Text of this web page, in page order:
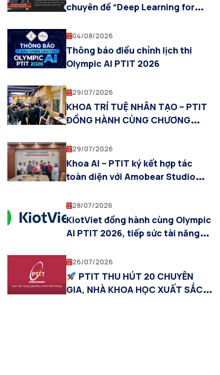
chuyên đề “Deep Learning for
Multimodal AI”
04/08/2026
Thông báo điều chỉnh lịch thi
Olympic AI PTIT 2026
29/07/2026
KHOA TRÍ TUỆ NHÂN TẠO – PTIT
ĐỒNG HÀNH CÙNG CHƯƠNG
PTIT 2026
29/07/2026
Khoa AI – PTIT ký kết hợp tác
toàn diện với Amobear Studio
28/07/2026
KiotViet đồng hành cùng Olympic
AI PTIT 2026, tiếp sức tài năng
26/07/2026
PTIT THU HÚT 20 CHUYÊN
GIA, NHÀ KHOA HỌC XUẤT SẮC